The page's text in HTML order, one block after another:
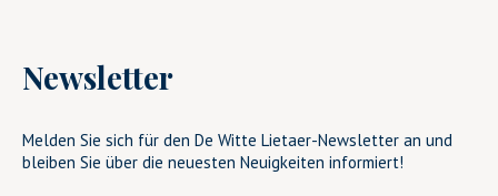
Newsletter
Melden Sie sich für den De Witte Lietaer-Newsletter an und
bleiben Sie über die neuesten Neuigkeiten informiert!